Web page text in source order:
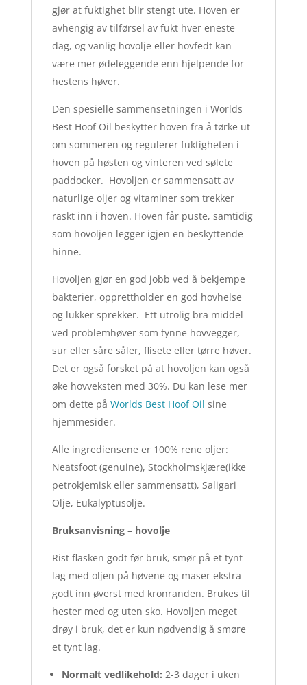
gjør at fuktighet blir stengt ute. Hoven er
avhengig av tilførsel av fukt hver eneste
dag, og vanlig hovolje eller hovfedt kan
være mer ødeleggende enn hjelpende for
hestens høver.
Den spesielle sammensetningen i Worlds
Best Hoof Oil beskytter hoven fra å tørke ut
om sommeren og regulerer fuktigheten i
hoven på høsten og vinteren ved sølete
paddocker. Hovoljen er sammensatt av
naturlige oljer og vitaminer som trekker
raskt inn i hoven. Hoven får puste, samtidig
som hovoljen legger igjen en beskyttende
hinne.
Hovoljen gjør en god jobb ved å bekjempe
bakterier, opprettholder en god hovhelse
og lukker sprekker. Ett utrolig bra middel
ved problemhøver som tynne hovvegger,
sur eller såre såler, flisete eller tørre høver.
Det er også forsket på at hovoljen kan også
øke hovveksten med 30%. Du kan lese mer
om dette på Worlds Best Hoof Oil sine
hjemmesider.
Alle ingrediensene er 100% rene oljer:
Neatsfoot (genuine), Stockholmskjære(ikke
petrokjemisk eller sammensatt), Saligari
Olje, Eukalyptusolje.
Bruksanvisning – hovolje
Rist flasken godt før bruk, smør på et tynt
lag med oljen på høvene og maser ekstra
godt inn øverst med kronranden. Brukes til
hester med og uten sko. Hovoljen meget
drøy i bruk, det er kun nødvendig å smøre
et tynt lag.
Normalt vedlikehold: 2-3 dager i uken